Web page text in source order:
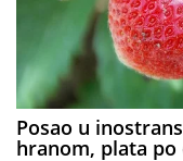
Posao u
hranom, plata po